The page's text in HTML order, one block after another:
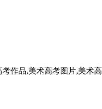
作品,美术高考图片,美术